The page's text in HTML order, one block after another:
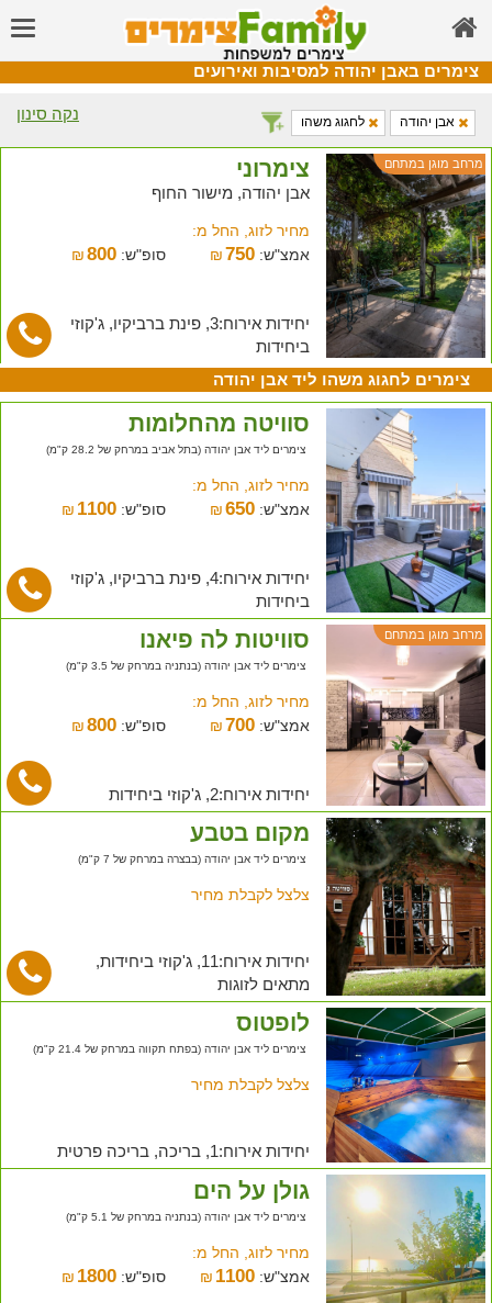
צימרים באבן יהודה למסיבות ואירועים
נקה סינון אבן יהודה לחגוג משהו
מרחב מוגן במתחם צימרוני
אבן יהודה, מישור החוף
מחיר לזוג, החל מ:
אמצ"ש:
₪750 סופ"ש: ₪ 800
יחידות אירוח:3, פינת ברביקיו, ג'קוזי
ביחידות
צימרים לחגוג משהו ליד אבן יהודה
סוויטה מהחלומות
צימרים ליד אבן יהודה (בתל אביב במרחק של 28.2 ק"מ)
מחיר לזוג, החל מ:
אמצ"ש:
₪650 סופ"ש: ₪ 1100
יחידות אירוח:4, פינת ברביקיו, ג'קוזי
ביחידות
מרחב מוגן במתחם סוויטות לה פיאנו
צימרים ליד אבן יהודה (בנתניה במרחק של 3.5 ק"מ)
מחיר לזוג, החל מ:
אמצ"ש:
₪700 סופ"ש: ₪ 800
יחידות אירוח:2, ג'קוזי ביחידות
מקום בטבע
צימרים ליד אבן יהודה (בבצרה במרחק של 7 ק"מ)
צלצל לקבלת מחיר
יחידות אירוח:11, ג'קוזי ביחידות,
מתאים לזוגות
לופטוס
צימרים ליד אבן יהודה (בפתח תקווה במרחק של 21.4 ק"מ)
צלצל לקבלת מחיר
יחידות אירוח:1, בריכה, בריכה פרטית
גולן על הים
צימרים ליד אבן יהודה (בנתניה במרחק של 5.1 ק"מ)
מחיר לזוג, החל מ:
אמצ"ש:
₪ 1100 סופ"ש: ₪ 1800